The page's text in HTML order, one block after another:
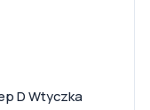
D Wtyczka